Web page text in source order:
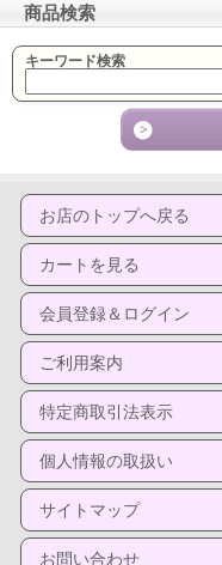
商品検索
キーワード検索
お店のトップへ戻る
カートを見る
会員登録＆ログイン
ご利用案内
特定商取引法表示
個人情報の取扱い
サイトマップ
お問い合わせ